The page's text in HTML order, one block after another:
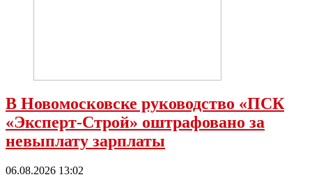
В Новомосковске руководство «ПСК
«Эксперт-Строй» оштрафовано за
невыплату зарплаты
06.08.2026 13:02